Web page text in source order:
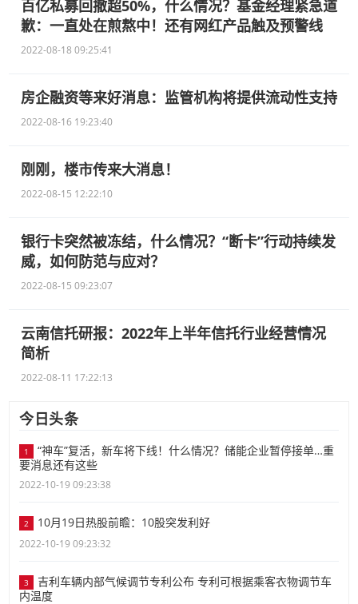
百亿私募回撤超50%，什么情况？基金经理紧急道
歉：一直处在煎熬中！还有网红产品触及预警线
2022-08-18 09:25:41
房企融资等来好消息：监管机构将提供流动性支持
2022-08-16 19:23:40
刚刚，楼市传来大消息！
2022-08-15 12:22:10
银行卡突然被冻结，什么情况？“断卡”行动持续发
威，如何防范与应对？
2022-08-15 09:23:07
云南信托研报：2022年上半年信托行业经营情况
简析
2022-08-11 17:22:13
今日头条
1
“神车”复活，新车将下线！什么情况？储能企业暂停接单…重
要消息还有这些
2022-10-19 09:23:38
2 10月19日热股前瞻：10股突发利好
2022-10-19 09:23:32
3
吉利车辆内部气候调节专利公布 专利可根据乘客衣物调节车
内温度